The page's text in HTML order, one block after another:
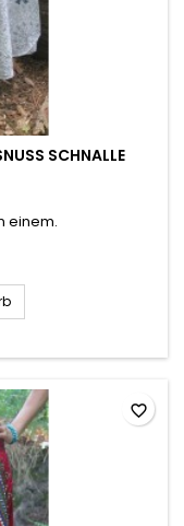
SCHNALLE
einem.
favorite_border